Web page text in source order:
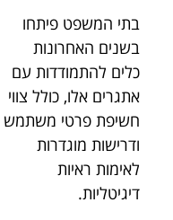
בתי המשפט פיתחו
בשנים האחרונות
כלים להתמודדות עם
אתגרים אלו, כולל צווי
חשיפת פרטי משתמש
ודרישות מוגדרות
לאימות ראיות
דיגיטליות.